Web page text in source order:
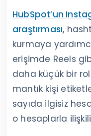
HubSpot’un
araştırması,
kurmaya
erişimde Reels
daha küçük bir rol
mantık kişi
sayıda ilgisiz
o hesaplarla